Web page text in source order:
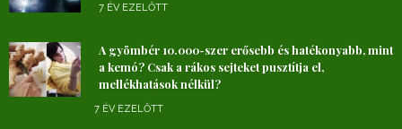
7 ÉV EZELŐTT
A gyömbér 10.000-szer erősebb és hatékonyabb, mint
a kemó? Csak a rákos sejteket pusztítja el,
mellékhatások nélkül?
7 ÉV EZELŐTT